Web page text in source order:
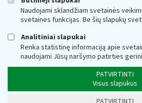
Naudojami sklandžiam svetainės
svetainės funkcijas. Be šių slapukų
Analitiniai slapukai
Renka statistinę informaciją apie
naudojami Jūsų naršymo patirties
PATVIRTINTI
Visus slapukus